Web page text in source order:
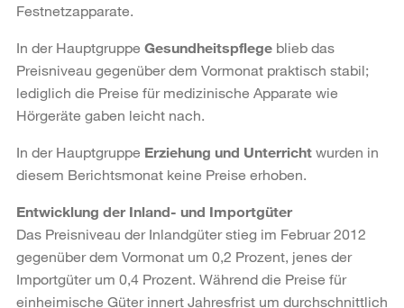
Festnetzapparate.
In der Hauptgruppe Gesundheitspflege blieb das
Preisniveau gegenüber dem Vormonat praktisch stabil;
lediglich die Preise für medizinische Apparate wie
Hörgeräte gaben leicht nach.
In der Hauptgruppe Erziehung und Unterricht wurden in
diesem Berichtsmonat keine Preise erhoben.
Entwicklung der Inland- und Importgüter
Das Preisniveau der Inlandgüter stieg im Februar 2012
gegenüber dem Vormonat um 0,2 Prozent, jenes der
Importgüter um 0,4 Prozent. Während die Preise für
einheimische Güter innert Jahresfrist um durchschnittlich